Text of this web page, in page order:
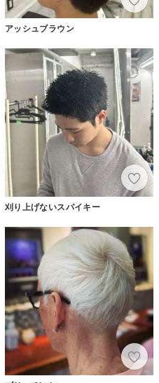
アッシュブラウン
刈り上げないスパイキー